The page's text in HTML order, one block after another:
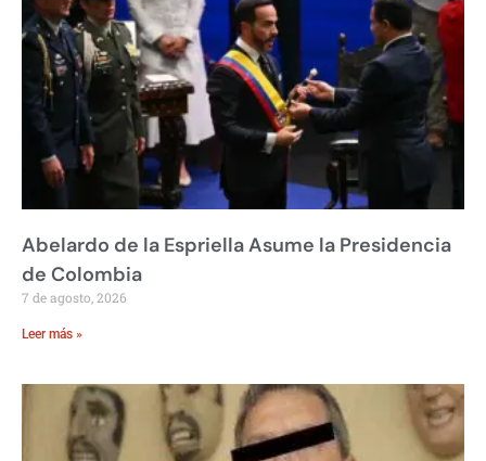
Abelardo de la Espriella Asume la Presidencia
de Colombia
7 de agosto, 2026
Leer más »